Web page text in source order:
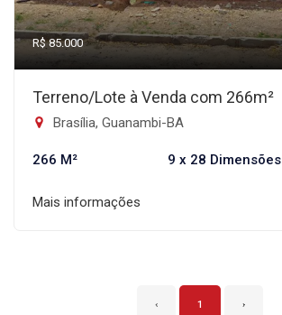
R$ 85.000
Terreno/Lote à Venda com 266m²
Brasília, Guanambi-BA
266 M² 9 x 28 Dimensões
Mais informações
‹ 1 ›